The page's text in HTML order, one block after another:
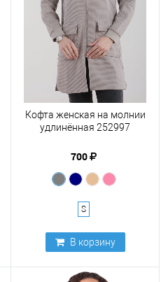
Кофта женская на молнии
удлинённая 252997
700
S
В корзину